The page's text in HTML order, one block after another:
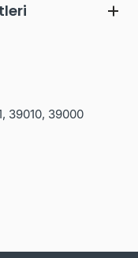
39010, 39000